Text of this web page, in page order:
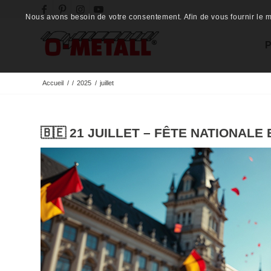
Accueil / / 2025 / juillet
🇧🇪 21 JUILLET – FÊTE
Nous avons besoin de votre consentement. Afin de vous fournir